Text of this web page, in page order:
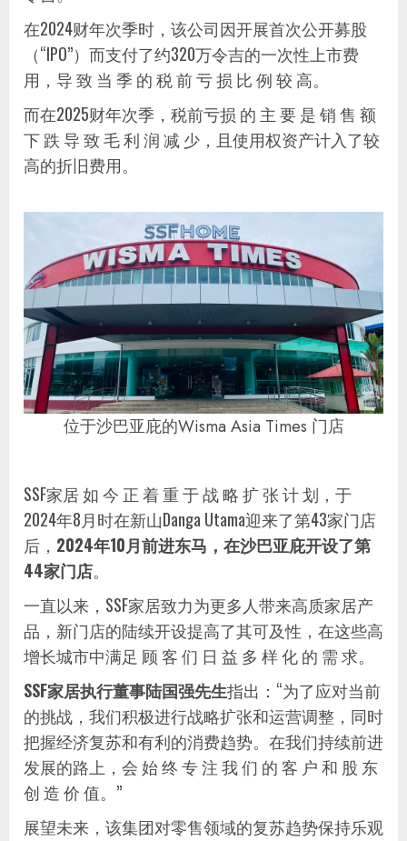
在2024财年次季时，该公司因开展首次公开募股
（“IPO”）而支付了约320万令吉的一次性上市费
用，导 致 当 季 的 税 前 亏 损 比 例 较 高。
而在2025财年次季，税前亏损 的 主 要 是 销 售 额
下 跌 导 致 毛 利 润 减 少，且使用权资产计入了较
高的折旧费用。
位于沙巴亚庇的Wisma Asia Times 门店
SSF家居 如 今 正 着 重 于 战 略 扩 张 计 划，于
2024年8月时在新山Danga Utama迎来了第43家门店
后， 2024年10月前进东马，在沙巴亚庇开设了第
44家门店。
一直以来，SSF家居致力为更多人带来高质家居产
品，新门店的陆续开设提高了其可及性，在这些高
增长城市中满足 顾 客 们 日 益 多 样 化 的 需 求。
SSF家居执行董事陆国强先生指出：“为了应对当前
的挑战，我们积极进行战略扩张和运营调整，同时
把握经济复苏和有利的消费趋势。在我们持续前进
发展的路上，会 始 终 专 注 我 们 的 客 户 和 股 东
创 造 价 值。”
展望未来，该集团对零售领域的复苏趋势保持乐观